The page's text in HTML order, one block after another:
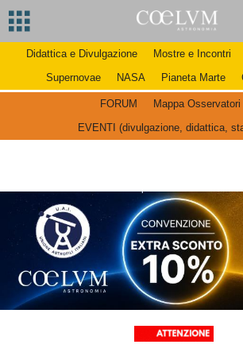
Didattica e Divulgazione Mostre e Incontri
Supernovae
NASA Pianeta Marte
FORUM
Mappa Osservatori
EVENTI (divulgazione, didattica,